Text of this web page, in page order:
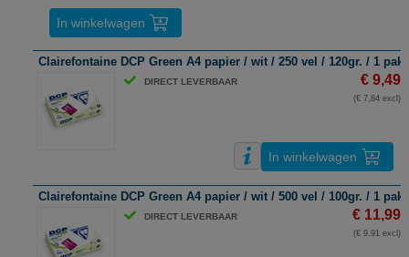
In winkelwagen
Clairefontaine DCP Green A4 papier / wit / 250 vel / 120gr. / 1 pak
DIRECT LEVERBAAR € 9,49
(€ 7,84 excl)
In winkelwagen
Clairefontaine DCP Green A4 papier / wit / 500 vel / 100gr. / 1 pak
DIRECT LEVERBAAR € 11,99
(€ 9,91 excl)